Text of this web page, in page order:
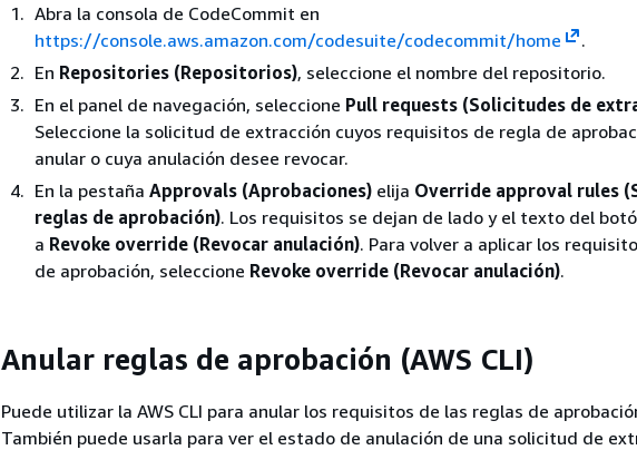
Abra la consola de CodeCommit en
https://console.aws.amazon.com/codesuite/codecommit/home
.
En Repositories (Repositorios), seleccione el nombre del repositorio.
En el panel de navegación, seleccione Pull requests (Solicitudes de
Seleccione la solicitud de extracción cuyos requisitos de regla de
anular o cuya anulación desee revocar.
En la pestaña Approvals (Aprobaciones) elija Override approval rules
reglas de aprobación). Los requisitos se dejan de lado y el texto del
a Revoke override (Revocar anulación). Para volver a aplicar los
de aprobación, seleccione Revoke override (Revocar anulación).
Anular reglas de aprobación (AWS CLI)
Puede utilizar la AWS CLI para anular los requisitos de las reglas de
También puede usarla para ver el estado de anulación de una solicitud de